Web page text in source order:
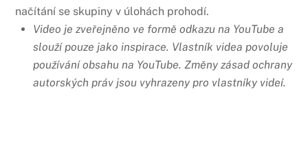
načítání se skupiny v úlohách prohodí.
Video je zveřejněno ve formě odkazu na YouTube a
slouží pouze jako inspirace. Vlastník videa povoluje
používání obsahu na YouTube. Změny zásad ochrany
autorských práv jsou vyhrazeny pro vlastníky videí.